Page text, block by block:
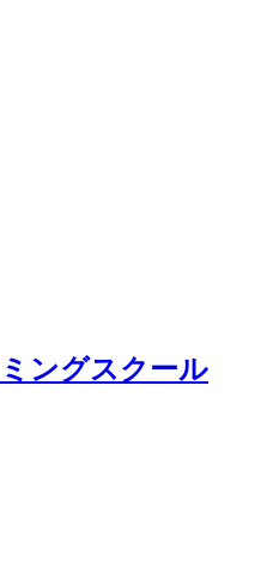
ングスクール